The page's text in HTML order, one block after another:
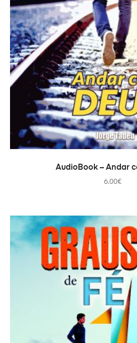
COMPRAR
AudioBook – Andar
6.00€